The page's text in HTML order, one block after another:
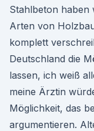
Stahlbeton haben
Arten von
komplett
Deutschland die
lassen, ich weiß
meine Ärztin
Möglichkeit, das
argumentieren.